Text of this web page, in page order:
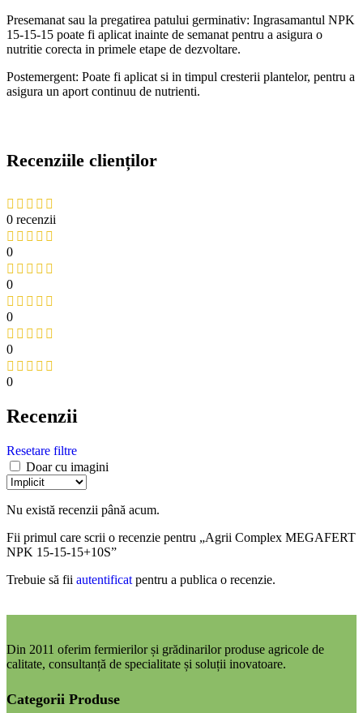
Presemanat sau la pregatirea patului germinativ: Ingrasamantul NPK
15-15-15 poate fi aplicat inainte de semanat pentru a asigura o
nutritie corecta in primele etape de dezvoltare.
Postemergent: Poate fi aplicat si in timpul cresterii plantelor, pentru a
asigura un aport continuu de nutrienti.
Recenziile clienților
0 recenzii
0
0
0
0
0
Recenzii
Resetare filtre
Doar cu imagini
Nu există recenzii până acum.
Fii primul care scrii o recenzie pentru „Agrii Complex MEGAFERT
NPK 15-15-15+10S”
Trebuie să fii autentificat pentru a publica o recenzie.
Din 2011 oferim fermierilor și grădinarilor produse agricole de
calitate, consultanță de specialitate și soluții inovatoare.
Categorii Produse